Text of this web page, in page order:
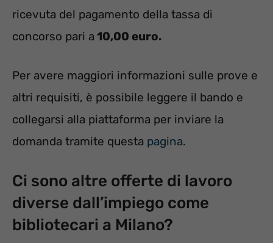
ricevuta del pagamento della tassa di
concorso pari a 10,00 euro.
Per avere maggiori informazioni sulle prove e
altri requisiti, è possibile leggere il bando e
collegarsi alla piattaforma per inviare la
domanda tramite questa pagina.
Ci sono altre offerte di lavoro
diverse dall’impiego come
bibliotecari a Milano?